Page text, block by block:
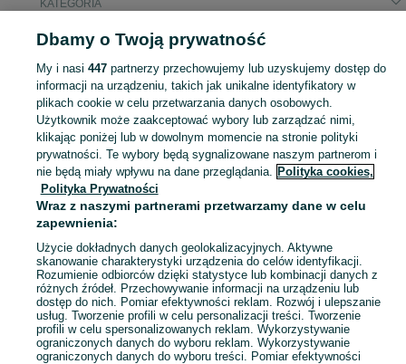
KATEGORIA
Popularne wyszukiwania
bmw z4 citroen ds3
Skorzystaj z największego serwisu ogłoszeniowego - Jodłówka-Wałki i okolice! Kupuj to, czego pragniesz i sprzedawaj to, czego już nie potrzebujesz! Zobacz
Mapa kategorii
Mapa miejscowości
Mapa ministron
Popularne wyszukiwania
Dbamy o Twoją prywatność
My i nasi 447partnerzy przechowujemy lub uzyskujemy dostęp do
informacji na urządzeniu, takich jak unikalne identyfikatory w
plikach cookie w celu przetwarzania danych osobowych.
Użytkownik może zaakceptować wybory lub zarządzać nimi,
klikając poniżej lub w dowolnym momencie na stronie polityki
prywatności. Te wybory będą sygnalizowane naszym partnerom i
nie będą miały wpływu na dane przeglądania. Polityka cookies,
Polityka Prywatności
Wraz z naszymi partnerami przetwarzamy dane w celu
zapewnienia:
Użycie dokładnych danych geolokalizacyjnych. Aktywne
skanowanie charakterystyki urządzenia do celów identyfikacji.
Rozumienie odbiorców dzięki statystyce lub kombinacji danych z
różnych źródeł. Przechowywanie informacji na urządzeniu lub
dostęp do nich. Pomiar efektywności reklam. Rozwój i ulepszanie
usług. Tworzenie profili w celu personalizacji treści. Tworzenie
profili w celu spersonalizowanych reklam. Wykorzystywanie
ograniczonych danych do wyboru reklam. Wykorzystywanie
ograniczonych danych do wyboru treści. Pomiar efektywności